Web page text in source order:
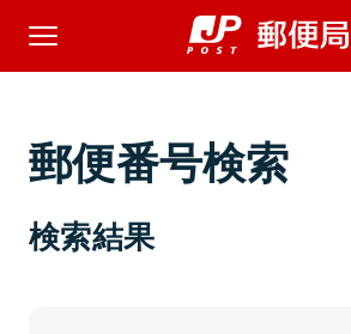
郵便番号検索
検索結果